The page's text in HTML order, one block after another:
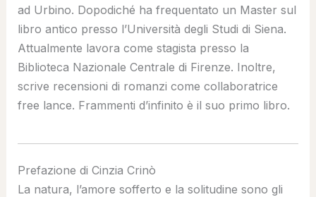
ad Urbino. Dopodiché ha frequentato un Master sul
libro antico presso l’Università degli Studi di Siena.
Attualmente lavora come stagista presso la
Biblioteca Nazionale Centrale di Firenze. Inoltre,
scrive recensioni di romanzi come collaboratrice
free lance. Frammenti d’infinito è il suo primo libro.
Prefazione di Cinzia Crinò
La natura, l’amore sofferto e la solitudine sono gli